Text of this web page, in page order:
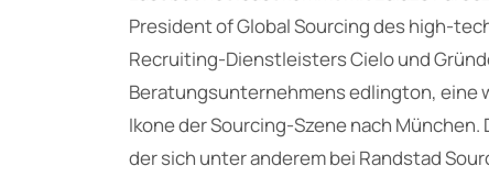
President of Global Sourcing des high-
Recruiting-Dienstleisters Cielo und
Beratungsunternehmens edlington, eine
Ikone der Sourcing-Szene nach München.
der sich unter anderem bei Randstad